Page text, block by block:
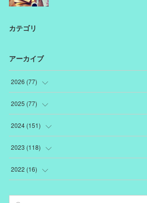
カテゴリ
アーカイブ
2026 (77)
(18 )
(12
(12
(10
2025 (77)
(1)
(22
(22
2024 (151)
(19
(7
2023 (118)
(18 )
2022 (16)